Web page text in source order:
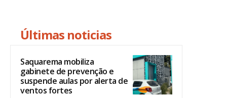
Últimas noticias
Saquarema mobiliza
gabinete de prevenção e
suspende aulas por alerta de
ventos fortes